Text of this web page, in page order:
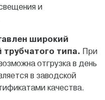
и
широкий
типа. При
отгрузка в день
в заводской
качества.